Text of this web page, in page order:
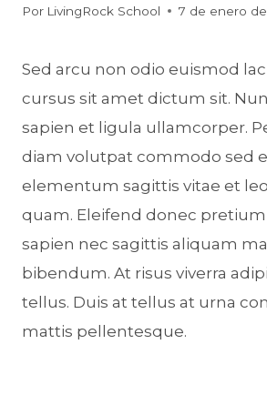
Por LivingRock School 7 de enero de
Sed arcu non odio euismod
cursus sit amet dictum sit.
sapien et ligula ullamcorper.
diam volutpat commodo sed
elementum sagittis vitae et
quam. Eleifend donec
sapien nec sagittis aliquam
bibendum. At risus viverra
tellus. Duis at tellus at urna
mattis pellentesque.